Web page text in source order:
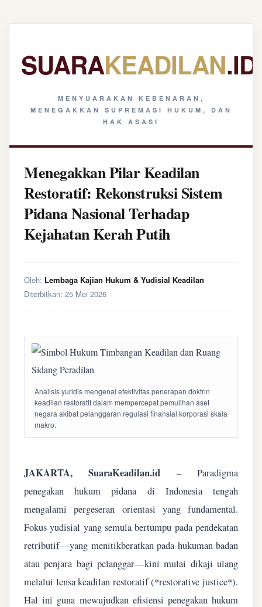
SUARAKEADILAN.ID
MENYUARAKAN KEBENARAN,
MENEGAKKAN SUPREMASI HUKUM, DAN
HAK ASASI
Menegakkan Pilar Keadilan
Restoratif: Rekonstruksi Sistem
Pidana Nasional Terhadap
Kejahatan Kerah Putih
Oleh: Lembaga Kajian Hukum & Yudisial Keadilan
Diterbitkan: 25 Mei 2026
Analisis yuridis mengenai efektivitas penerapan doktrin
keadilan restoratif dalam mempercepat pemulihan aset
negara akibat pelanggaran regulasi finansial korporasi skala
makro.
JAKARTA, SuaraKeadilan.id – Paradigma
penegakan hukum pidana di Indonesia tengah
mengalami pergeseran orientasi yang fundamental.
Fokus yudisial yang semula bertumpu pada pendekatan
retributif—yang menitikberatkan pada hukuman badan
atau penjara bagi pelanggar—kini mulai dikaji ulang
melalui lensa keadilan restoratif (*restorative justice*).
Hal ini guna mewujudkan efisiensi penegakan hukum